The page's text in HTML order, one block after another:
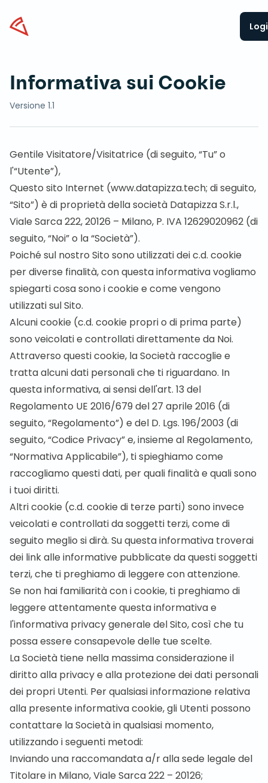
Datapizza
Informativa sui Cookie
Versione 1.1
Gentile Visitatore/Visitatrice (di seguito, “Tu” o
l'“Utente”),
Questo sito Internet (www.datapizza.tech; di seguito,
“Sito”) è di proprietà della società Datapizza S.r.l.,
Viale Sarca 222, 20126 – Milano, P. IVA 12629020962 (di
seguito, “Noi” o la “Società”).
Poiché sul nostro Sito sono utilizzati dei c.d. cookie
per diverse finalità, con questa informativa vogliamo
spiegarti cosa sono i cookie e come vengono
utilizzati sul Sito.
Alcuni cookie (c.d. cookie propri o di prima parte)
sono veicolati e controllati direttamente da Noi.
Attraverso questi cookie, la Società raccoglie e
tratta alcuni dati personali che ti riguardano. In
questa informativa, ai sensi dell'art. 13 del
Regolamento UE 2016/679 del 27 aprile 2016 (di
seguito, “Regolamento”) e del D. Lgs. 196/2003 (di
seguito, “Codice Privacy” e, insieme al Regolamento,
“Normativa Applicabile”), ti spieghiamo come
raccogliamo questi dati, per quali finalità e quali sono
i tuoi diritti.
Altri cookie (c.d. cookie di terze parti) sono invece
veicolati e controllati da soggetti terzi, come di
seguito meglio si dirà. Su questa informativa troverai
dei link alle informative pubblicate da questi soggetti
terzi, che ti preghiamo di leggere con attenzione.
Se non hai familiarità con i cookie, ti preghiamo di
leggere attentamente questa informativa e
l'informativa privacy generale del Sito, così che tu
possa essere consapevole delle tue scelte.
La Società tiene nella massima considerazione il
diritto alla privacy e alla protezione dei dati personali
dei propri Utenti. Per qualsiasi informazione relativa
alla presente informativa cookie, gli Utenti possono
contattare la Società in qualsiasi momento,
utilizzando i seguenti metodi:
Inviando una raccomandata a/r alla sede legale del
Titolare in Milano, Viale Sarca 222 – 20126;